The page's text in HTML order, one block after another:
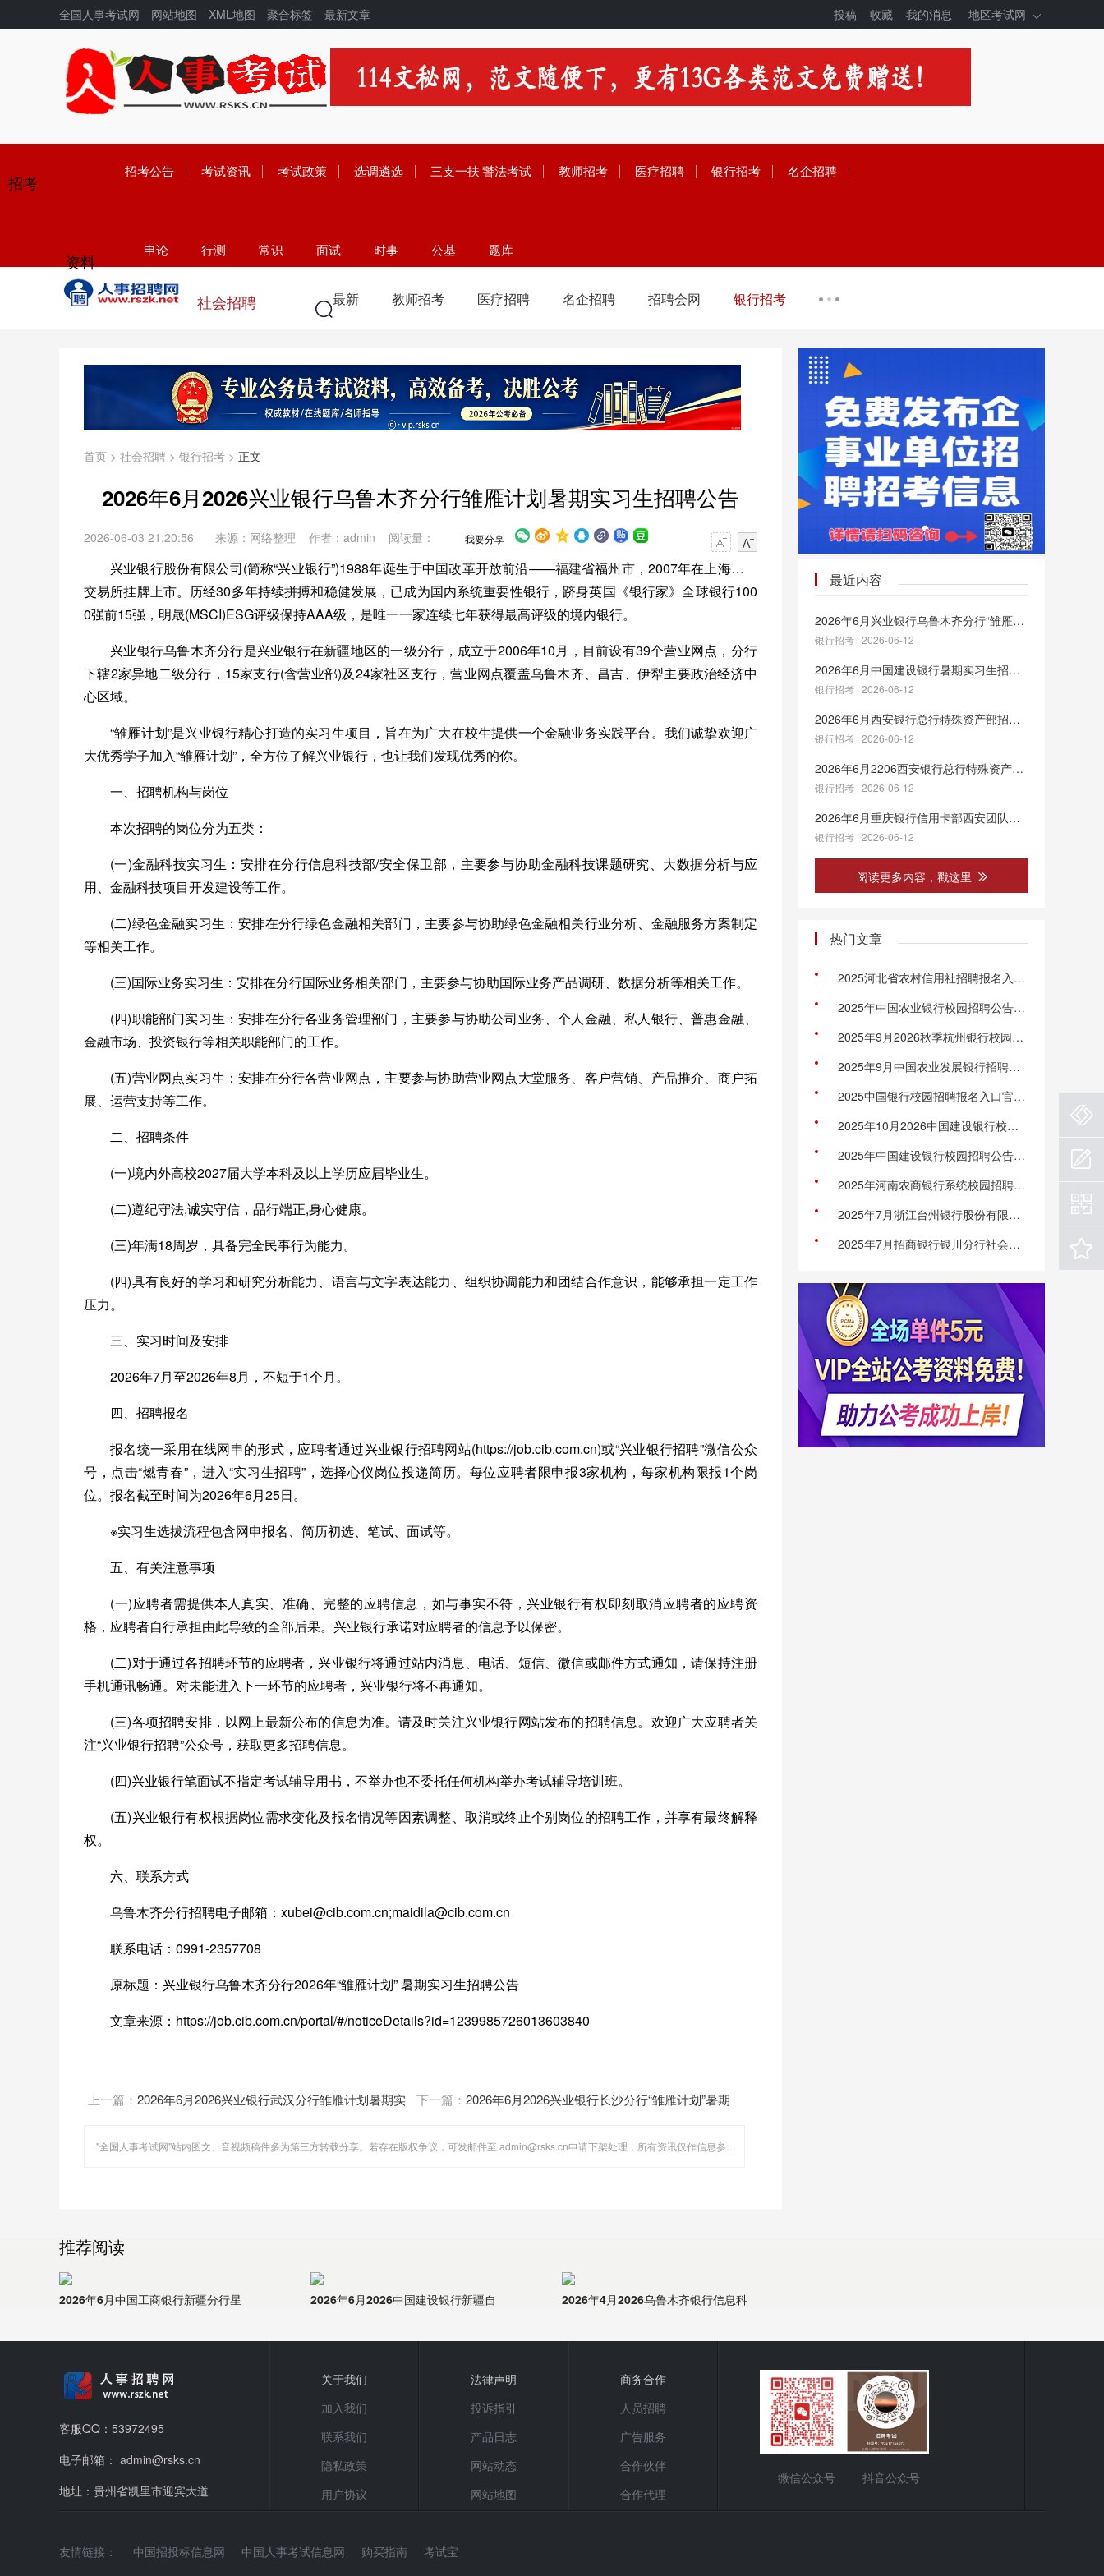
全国人事考试网 网站地图 XML地图 聚合标签 最新文章 投稿 收藏 我的消息 地区考试网
招考
招考公告 考试资讯 考试政策 选调遴选 三支一扶警法考试 教师招考 医疗招聘 银行招考 名企招聘
资料
申论 行测 常识 面试 时事 公基
题库
社会招聘 最新 教师招考 医疗招聘 名企招聘 招聘会网 银行招考
首页 > 社会招聘 > 银行招考 > 正文
2026年6月2026兴业银行乌鲁木齐分行雏雁计划暑期实习生招聘公告
2026-06-03 21:20:56 来源：网络整理 作者：admin 阅读量： 我要分享
兴业银行股份有限公司(简称“兴业银行”)1988年诞生于中国改革开放前沿——福建省福州市，2007年在上海证券
交易所挂牌上市。历经30多年持续拼搏和稳健发展，已成为国内系统重要性银行，跻身英国《银行家》全球银行100
0强前15强，明晟(MSCI)ESG评级保持AAA级，是唯一一家连续七年获得最高评级的境内银行。
兴业银行乌鲁木齐分行是兴业银行在新疆地区的一级分行，成立于2006年10月，目前设有39个营业网点，分行
下辖2家异地二级分行，15家支行(含营业部)及24家社区支行，营业网点覆盖乌鲁木齐、昌吉、伊犁主要政治经济中
心区域。
“雏雁计划”是兴业银行精心打造的实习生项目，旨在为广大在校生提供一个金融业务实践平台。我们诚挚欢迎广
大优秀学子加入“雏雁计划”，全方位了解兴业银行，也让我们发现优秀的你。
一、招聘机构与岗位
本次招聘的岗位分为五类：
(一)金融科技实习生：安排在分行信息科技部/安全保卫部，主要参与协助金融科技课题研究、大数据分析与应
用、金融科技项目开发建设等工作。
(二)绿色金融实习生：安排在分行绿色金融相关部门，主要参与协助绿色金融相关行业分析、金融服务方案制定
等相关工作。
(三)国际业务实习生：安排在分行国际业务相关部门，主要参与协助国际业务产品调研、数据分析等相关工作。
(四)职能部门实习生：安排在分行各业务管理部门，主要参与协助公司业务、个人金融、私人银行、普惠金融、
金融市场、投资银行等相关职能部门的工作。
(五)营业网点实习生：安排在分行各营业网点，主要参与协助营业网点大堂服务、客户营销、产品推介、商户拓
展、运营支持等工作。
二、招聘条件
(一)境内外高校2027届大学本科及以上学历应届毕业生。
(二)遵纪守法,诚实守信，品行端正,身心健康。
(三)年满18周岁，具备完全民事行为能力。
(四)具有良好的学习和研究分析能力、语言与文字表达能力、组织协调能力和团结合作意识，能够承担一定工作
压力。
三、实习时间及安排
2026年7月至2026年8月，不短于1个月。
四、招聘报名
报名统一采用在线网申的形式，应聘者通过兴业银行招聘网站(https://job.cib.com.cn)或“兴业银行招聘”微信公众
号，点击“燃青春”，进入“实习生招聘”，选择心仪岗位投递简历。每位应聘者限申报3家机构，每家机构限报1个岗
位。报名截至时间为2026年6月25日。
※实习生选拔流程包含网申报名、简历初选、笔试、面试等。
五、有关注意事项
(一)应聘者需提供本人真实、准确、完整的应聘信息，如与事实不符，兴业银行有权即刻取消应聘者的应聘资
格，应聘者自行承担由此导致的全部后果。兴业银行承诺对应聘者的信息予以保密。
(二)对于通过各招聘环节的应聘者，兴业银行将通过站内消息、电话、短信、微信或邮件方式通知，请保持注册
手机通讯畅通。对未能进入下一环节的应聘者，兴业银行将不再通知。
(三)各项招聘安排，以网上最新公布的信息为准。请及时关注兴业银行网站发布的招聘信息。欢迎广大应聘者关
注“兴业银行招聘”公众号，获取更多招聘信息。
(四)兴业银行笔面试不指定考试辅导用书，不举办也不委托任何机构举办考试辅导培训班。
(五)兴业银行有权根据岗位需求变化及报名情况等因素调整、取消或终止个别岗位的招聘工作，并享有最终解释
权。
六、联系方式
乌鲁木齐分行招聘电子邮箱：xubei@cib.com.cn;maidila@cib.com.cn
联系电话：0991-2357708
原标题：兴业银行乌鲁木齐分行2026年“雏雁计划” 暑期实习生招聘公告
文章来源：https://job.cib.com.cn/portal/#/noticeDetails?id=1239985726013603840
上一篇： 2026年6月2026兴业银行武汉分行雏雁计划暑期实
下一篇： 2026年6月2026兴业银行长沙分行“雏雁计划”暑期
最近内容
2026年6月兴业银行乌鲁木齐分行“雏雁计划”暑期实习生招聘
银行招考 · 2026-06-12
2026年6月中国建设银行暑期实习生招聘公告
银行招考 · 2026-06-12
2026年6月西安银行总行特殊资产部招聘公告
银行招考 · 2026-06-12
2026年6月2206西安银行总行特殊资产部相关岗位招聘公告
银行招考 · 2026-06-12
2026年6月重庆银行信用卡部西安团队人员招聘公告
银行招考 · 2026-06-12
阅读更多内容，戳这里
热门文章
2025河北省农村信用社招聘报名入口官网：http://zp.hebnx.com:10001/zp.html#/
2025年中国农业银行校园招聘公告（全国22844人）
2025年9月2026秋季杭州银行校园招聘公告
2025年9月中国农业发展银行招聘官网：http://campus.chinahr.com/pages/adbc2026
2025中国银行校园招聘报名入口官网：https://campus.chinahr.com/pages/2025-boc/#/jobs
2025年10月2026中国建设银行校园招聘统一笔试及性格测评公告
2025年中国建设银行校园招聘公告（全国19774人）
2025年河南农商银行系统校园招聘公告
2025年7月浙江台州银行股份有限公司丽水分行招聘3人公告
2025年7月招商银行银川分行社会招聘公告
推荐阅读
2026年6月中国工商银行新疆分行星 2026年6月2026中国建设银行新疆自 2026年4月2026乌鲁木齐银行信息科
客服QQ：53972495
电子邮箱： admin@rsks.cn
地址：贵州省凯里市迎宾大道
关于我们
加入我们
联系我们
隐私政策
用户协议
法律声明
投诉指引
产品日志
网站动态
网站地图
商务合作
人员招聘
广告服务
合作伙伴
合作代理
微信公众号 抖音公众号
友情链接： 中国招投标信息网 中国人事考试信息网 购买指南 考试宝